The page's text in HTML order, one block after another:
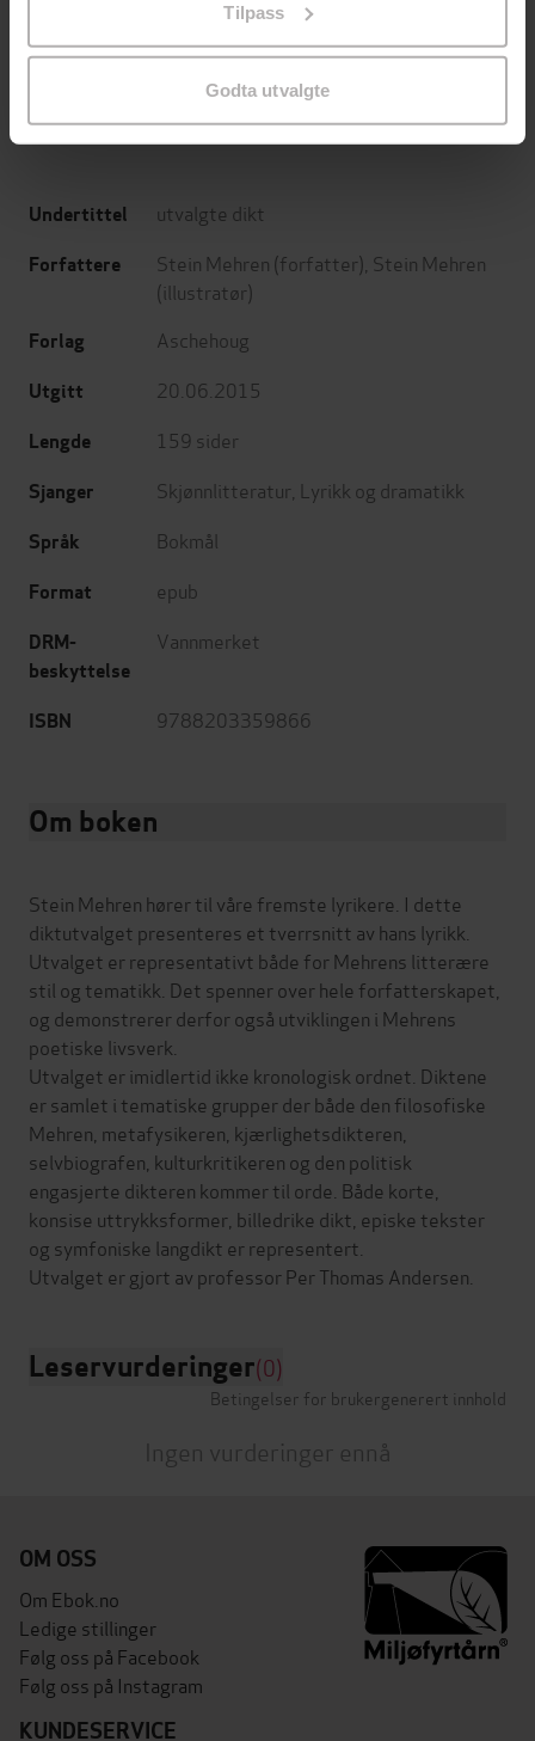
Tilpass
Godta utvalgte
Hans Børlis beste dikt
Hans Børli
Henrik Ibsen
Undertittel utvalgte dikt
Forfattere Stein Mehren (forfatter), Stein Mehren
(illustratør)
Forlag Aschehoug
Utgitt 20.06.2015
Lengde 159 sider
Sjanger Skjønnlitteratur Lyrikk og dramatikk
Språk Bokmål
Format epub
DRM-
beskyttelse
Vannmerket
ISBN 9788203359866
Om boken
Stein Mehren hører til våre fremste lyrikere. I dette
diktutvalget presenteres et tverrsnitt av hans lyrikk.
Utvalget er representativt både for Mehrens litterære
stil og tematikk. Det spenner over hele forfatterskapet,
og demonstrerer derfor også utviklingen i Mehrens
poetiske livsverk.
Utvalget er imidlertid ikke kronologisk ordnet. Diktene
er samlet i tematiske grupper der både den filosofiske
Mehren, metafysikeren, kjærlighetsdikteren,
selvbiografen, kulturkritikeren og den politisk
engasjerte dikteren kommer til orde. Både korte,
konsise uttrykksformer, billedrike dikt, episke tekster
og symfoniske langdikt er representert.
Leservurderinger(0)
Betingelser for brukergenerert innhold
Ingen vurderinger ennå
OM OSS
Om Ebok.no
Ledige stillinger
Følg oss på Facebook
Følg oss på Instagram
KUNDESERVICE